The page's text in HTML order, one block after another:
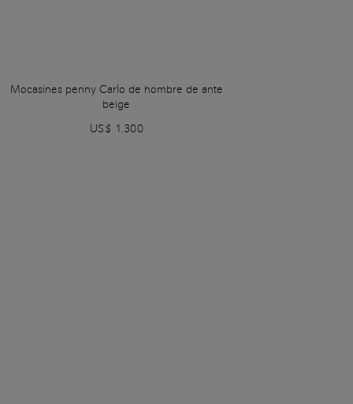
Mocasines penny Carlo de hombre de ante
beige
US$ 1.300